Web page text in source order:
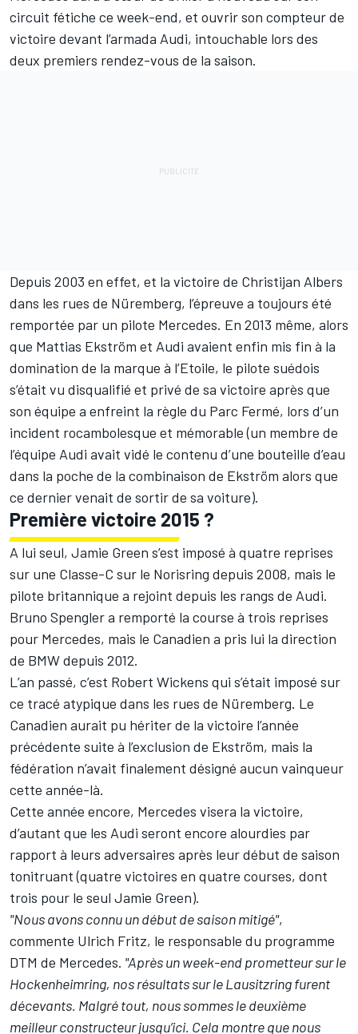
circuit fétiche ce week-end, et ouvrir son compteur de
victoire devant l’armada Audi, intouchable lors des
deux premiers rendez-vous de la saison.
Depuis 2003 en effet, et la victoire de Christijan Albers
dans les rues de Nüremberg, l’épreuve a toujours été
remportée par un pilote Mercedes. En 2013 même, alors
que Mattias Ekström et Audi avaient enfin mis fin à la
domination de la marque à l’Etoile, le pilote suédois
s’était vu disqualifié et privé de sa victoire après que
son équipe a enfreint la règle du Parc Fermé, lors d’un
incident rocambolesque et mémorable (un membre de
l’équipe Audi avait vidé le contenu d’une bouteille d’eau
dans la poche de la combinaison de Ekström alors que
ce dernier venait de sortir de sa voiture).
Première victoire 2015 ?
A lui seul, Jamie Green s’est imposé à quatre reprises
sur une Classe-C sur le Norisring depuis 2008, mais le
pilote britannique a rejoint depuis les rangs de Audi.
Bruno Spengler a remporté la course à trois reprises
pour Mercedes, mais le Canadien a pris lui la direction
de BMW depuis 2012.
L’an passé, c’est Robert Wickens qui s’était imposé sur
ce tracé atypique dans les rues de Nüremberg. Le
Canadien aurait pu hériter de la victoire l’année
précédente suite à l’exclusion de Ekström, mais la
fédération n’avait finalement désigné aucun vainqueur
cette année-là.
Cette année encore, Mercedes visera la victoire,
d’autant que les Audi seront encore alourdies par
rapport à leurs adversaires après leur début de saison
tonitruant (quatre victoires en quatre courses, dont
trois pour le seul Jamie Green).
"Nous avons connu un début de saison mitigé",
commente Ulrich Fritz, le responsable du programme
DTM de Mercedes. "Après un week-end prometteur sur le
Hockenheimring, nos résultats sur le Lausitzring furent
décevants. Malgré tout, nous sommes le deuxième
meilleur constructeur jusqu’ici. Cela montre que nous